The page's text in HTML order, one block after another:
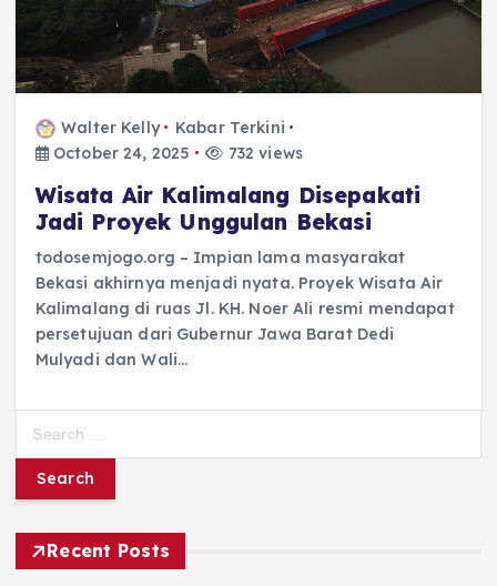
Walter Kelly
Kabar Terkini
October 24, 2025
732 views
Wisata Air Kalimalang Disepakati
Jadi Proyek Unggulan Bekasi
todosemjogo.org – Impian lama masyarakat
Bekasi akhirnya menjadi nyata. Proyek Wisata Air
Kalimalang di ruas Jl. KH. Noer Ali resmi mendapat
persetujuan dari Gubernur Jawa Barat Dedi
Mulyadi dan Wali…
r
f
Recent Posts